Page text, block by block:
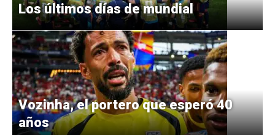
Los últimos días de mundial
Vozinha, el portero que esperó 40
años